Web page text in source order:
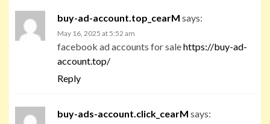
buy-ad-account.top_cearM says:
May 16, 2025 at 5:52 am
facebook ad accounts for salehttps://buy-ad-
account.top/
Reply
buy-ads-account.click_cearM says: